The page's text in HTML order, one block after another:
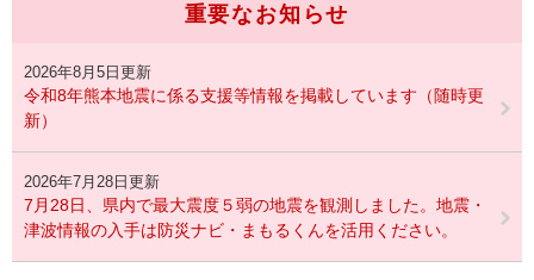
重要なお知らせ
2026年8月5日更新
令和8年熊本地震に係る支援等情報を掲載しています（随時更
新）
2026年7月28日更新
7月28日、県内で最大震度５弱の地震を観測しました。地震・
津波情報の入手は防災ナビ・まもるくんを活用ください。